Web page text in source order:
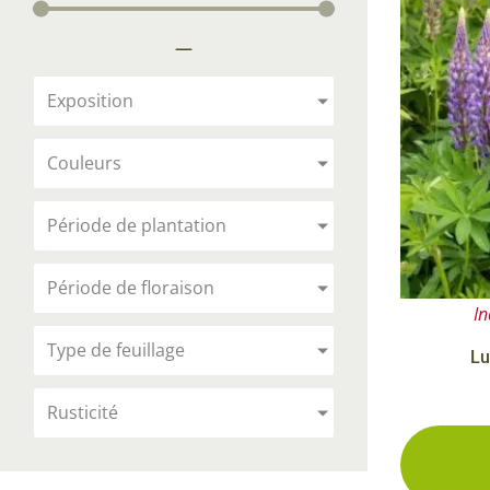
Arbustes de terre de bruyère
Plantes Grimpantes
Plantes méditerranéennes et exotiques
Rosiers
Plantes
Plantes
Plantes
Plantes
Plantes
Plantes
Plantes
Lavande
—
Exposition
Couleurs
Période de plantation
Période de floraison
Type de feuillage
Rusticité